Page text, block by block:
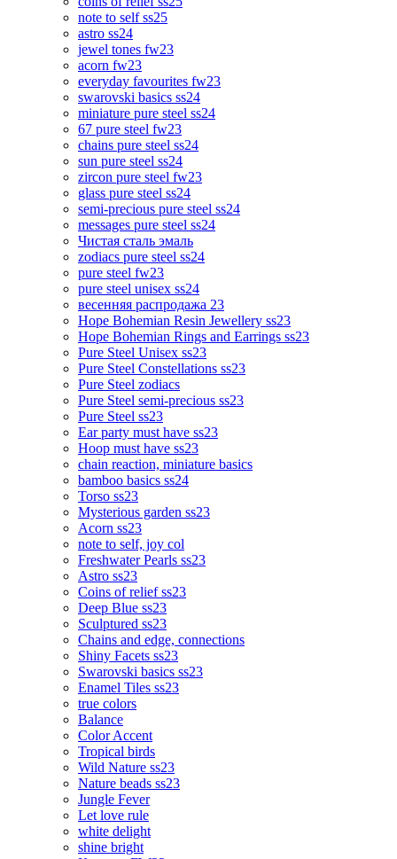
note to self ss25
astro ss24
jewel tones fw23
acorn fw23
everyday favourites fw23
swarovski basics ss24
miniature pure steel ss24
67 pure steel fw23
chains pure steel ss24
sun pure steel ss24
zircon pure steel fw23
glass pure steel ss24
semi-precious pure steel ss24
messages pure steel ss24
Чистая сталь эмаль
zodiacs pure steel ss24
pure steel fw23
pure steel unisex ss24
весенняя распродажа 23
Hope Bohemian Resin Jewellery ss23
Hope Bohemian Rings and Earrings ss23
Pure Steel Unisex ss23
Pure Steel Constellations ss23
Pure Steel zodiacs
Pure Steel semi-precious ss23
Pure Steel ss23
Ear party must have ss23
Hoop must have ss23
chain reaction, miniature basics
bamboo basics ss24
Torso ss23
Mysterious garden ss23
Acorn ss23
note to self, joy col
Freshwater Pearls ss23
Astro ss23
Coins of relief ss23
Deep Blue ss23
Sculptured ss23
Chains and edge, connections
Shiny Facets ss23
Swarovski basics ss23
Enamel Tiles ss23
true colors
Balance
Color Accent
Tropical birds
Wild Nature ss23
Nature beads ss23
Jungle Fever
Let love rule
white delight
shine bright